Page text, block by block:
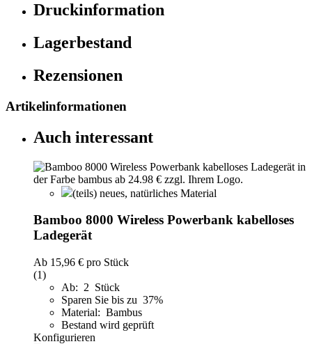
Druckinformation
Lagerbestand
Rezensionen
Artikelinformationen
Auch interessant
(teils) neues, natürliches Material
Bamboo 8000 Wireless Powerbank kabelloses
Ladegerät
Ab 15,96 € pro Stück
(1)
Ab: 2 Stück
Sparen Sie bis zu 37%
Material: Bambus
Bestand wird geprüft
Konfigurieren